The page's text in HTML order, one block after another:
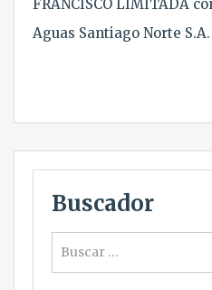
FRANCISCO LIMITADA
Aguas Santiago Norte S.A.
Buscador